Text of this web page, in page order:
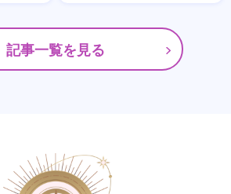
記事一覧を見る